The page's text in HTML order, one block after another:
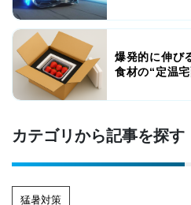
爆発的に伸び
食材の“定温
カテゴリから記事を探す
猛暑対策